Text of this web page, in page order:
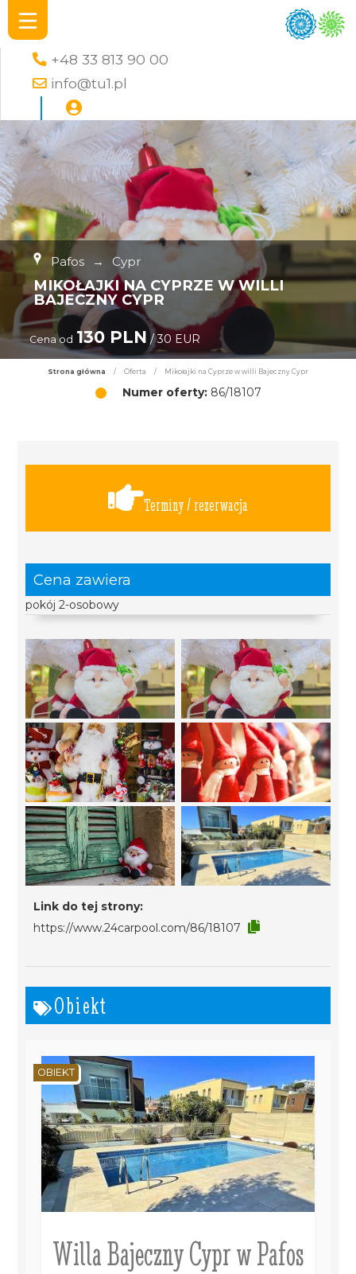
+48 33 813 90 00
info@tu1.pl
Pafos → Cypr
MIKOŁAJKI NA CYPRZE W WILLI
BAJECZNY CYPR
Cena od 130 PLN / 30 EUR
Strona główna / Oferta / Mikołajki na Cyprze w willi Bajeczny Cypr
Numer oferty:86/18107
Terminy / rezerwacja
Cena zawiera
pokój 2-osobowy
Link do tej strony:
https://www.24carpool.com/86/18107
Obiekt
Willa Bajeczny Cypr w Pafos
OBIEKT